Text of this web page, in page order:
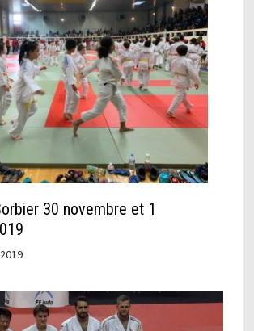
30 novembre et 1